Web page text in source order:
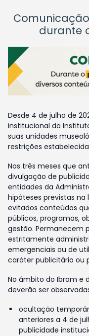
durante
Desde 4 de julho de
institucional do
suas unidades
restrições
Nos três meses que
divulgação de
entidades da
hipóteses previstas
evitados conteúdos
públicos, programas,
gestão. Permanecem
estritamente
emergenciais ou de
caráter publicitário ou
No âmbito do Ibram e
deverão ser
ocultação
anteriores a 4 de
publicidade